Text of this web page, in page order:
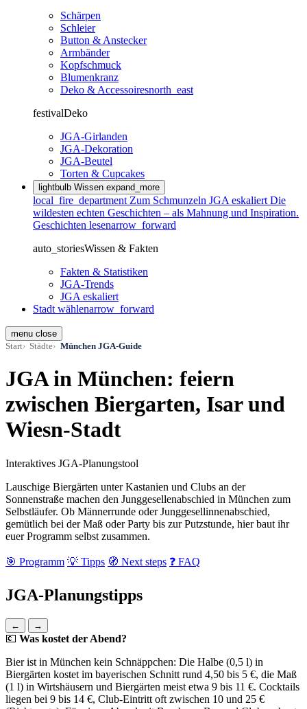
Schärpen
Schleier
Button & Anstecker
Armbänder
Kopfschmuck
Blumenkranz
Deko & Accessoiresnorth_east
festivalDeko
JGA-Girlanden
JGA-Dekoration
JGA-Beutel
Torten & Cupcakes
lightbulb Wissen expand_more
local_fire_department Zum Schmunzeln JGA eskaliert Die
wildesten echten Geschichten – als Mahnung und Inspiration.
Geschichten lesenarrow_forward
auto_storiesWissen & Fakten
Fakten & Statistiken
JGA-Trends
JGA eskaliert
Stadt wählenarrow_forward
menu close
Start
Städte München JGA-Guide
JGA in München: feiern
zwischen Biergarten, Isar und
Wiesn-Stadt
Interaktives JGA-Planungstool
Lauschige Biergärten unter Kastanien und Clubs an der
Sonnenstraße machen den Junggesellenabschied in München zum
Selbstläufer. Ob Männerrunde oder Junggesellinnenabschied,
gemütlich bei der Maß oder Party bis zur Putzstunde, hier baut ihr
euer Programm selbst zusammen.
🎯 Programm 💡 Tipps 🧭 Next steps ❓ FAQ
JGA-Planungstipps
← →
💶 Was kostet der Abend?
Bier ist in München kein Schnäppchen: Die Halbe (0,5 l) in
Biergärten kostet im bayerischen Schnitt rund 4,50 bis 5 €, die Maß
(1 l) in Wirtshäusern und Biergärten meist etwa 9 bis 11 €. Cocktails
liegen bei 9 bis 14 €, Club-Eintritt oft zwischen 10 und 25 €